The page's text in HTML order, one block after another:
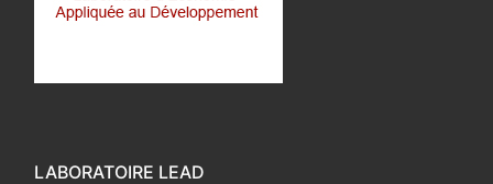
LABORATOIRE LEAD